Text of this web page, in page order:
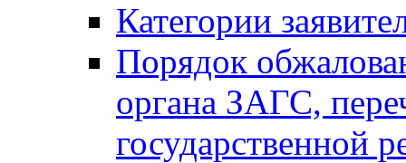
Категории
Порядок
органа ЗАГС,
государственной